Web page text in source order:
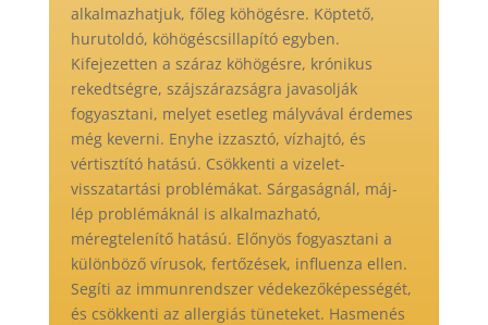
alkalmazhatjuk, főleg köhögésre. Köptető,
hurutoldó, köhögéscsillapító egyben.
Kifejezetten a száraz köhögésre, krónikus
rekedtségre, szájszárazságra javasolják
fogyasztani, melyet esetleg mályvával érdemes
még keverni. Enyhe izzasztó, vízhajtó, és
vértisztító hatású. Csökkenti a vizelet-
visszatartási problémákat. Sárgaságnál, máj-
lép problémáknál is alkalmazható,
méregtelenítő hatású. Előnyös fogyasztani a
különböző vírusok, fertőzések, influenza ellen.
Segíti az immunrendszer védekezőképességét,
és csökkenti az allergiás tüneteket. Hasmenés